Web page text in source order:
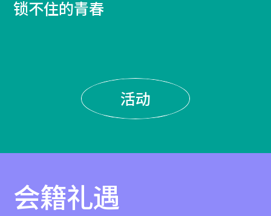
锁不住的青春
活动
会籍礼遇